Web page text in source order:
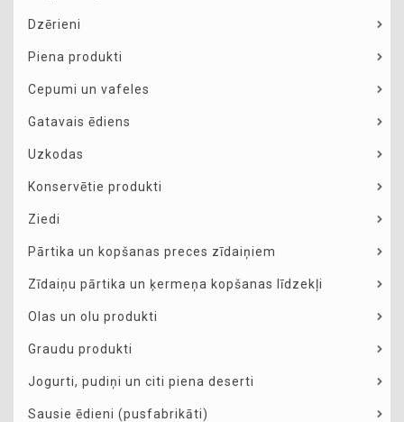
Dzērieni
Piena produkti
Cepumi un vafeles
Gatavais ēdiens
Uzkodas
Konservētie produkti
Ziedi
Pārtika un kopšanas preces zīdaiņiem
Zīdaiņu pārtika un ķermeņa kopšanas līdzekļi
Olas un olu produkti
Graudu produkti
Jogurti, pudiņi un citi piena deserti
Sausie ēdieni (pusfabrikāti)